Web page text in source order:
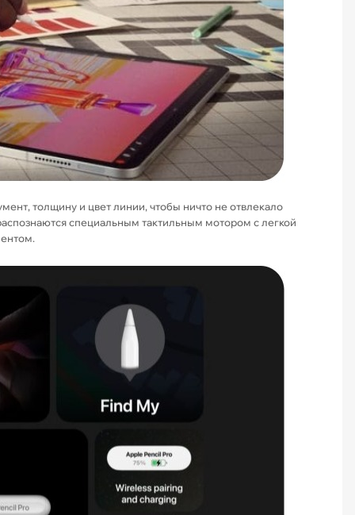
толщину и цвет линии, чтобы ничто не отвлекало
специальным тактильным мотором с легкой